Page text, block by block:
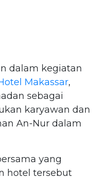
dalam kegiatan
Makassar,
sebagai
karyawan dan
An-Nur dalam
yang
hotel tersebut